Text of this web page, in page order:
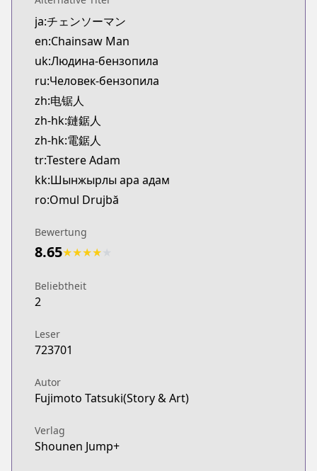
ja:チェンソーマン
en:Chainsaw Man
uk:Людина-бензопила
ru:Человек-бензопила
zh:电锯人
zh-hk:鏈鋸人
zh-hk:電鋸人
tr:Testere Adam
kk:Шынжырлы ара адам
ro:Omul Drujbă
Bewertung
8.65★★★★
Beliebtheit
2
Leser
723701
Autor
Fujimoto Tatsuki(Story & Art)
Verlag
Shounen Jump+